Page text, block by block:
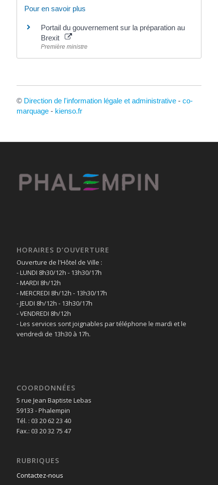
Pour en savoir plus
Portail du gouvernement sur la préparation au
Brexit
Première ministre
© Direction de l'information légale et administrative- co-
marquage- kienso.fr
HORAIRES D’OUVERTURE
Ouverture de l'Hôtel de Ville :
- LUNDI 8h30/12h - 13h30/17h
- MARDI 8h/12h
- MERCREDI 8h/12h - 13h30/17h
- JEUDI 8h/12h - 13h30/17h
- VENDREDI 8h/12h
- Les services sont joignables par téléphone le mardi et le
vendredi de 13h30 à 17h.
COORDONNÉES
5 rue Jean Baptiste Lebas
59133 - Phalempin
Tél. : 03 20 62 23 40
Fax.: 03 20 32 75 47
RUBRIQUES
Contactez-nous